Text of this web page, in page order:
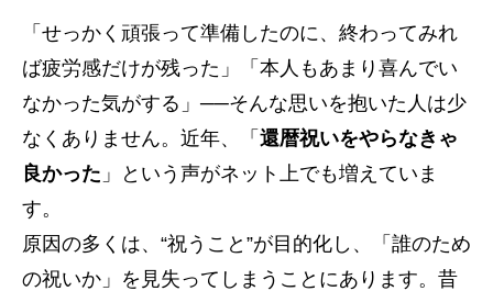
「せっかく頑張って準備したのに、終わってみれ
ば疲労感だけが残った」「本人もあまり喜んでい
なかった気がする」──そんな思いを抱いた人は少
なくありません。近年、「 還暦祝いをやらなきゃ
良かった 」という声がネット上でも増えていま
す。
原因の多くは、“祝うこと”が目的化し、「誰のため
の祝いか」を見失ってしまうことにあります。昔